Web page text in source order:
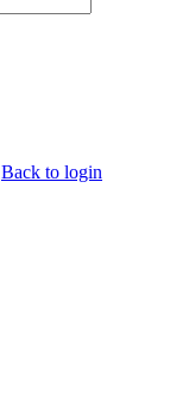
Back to login